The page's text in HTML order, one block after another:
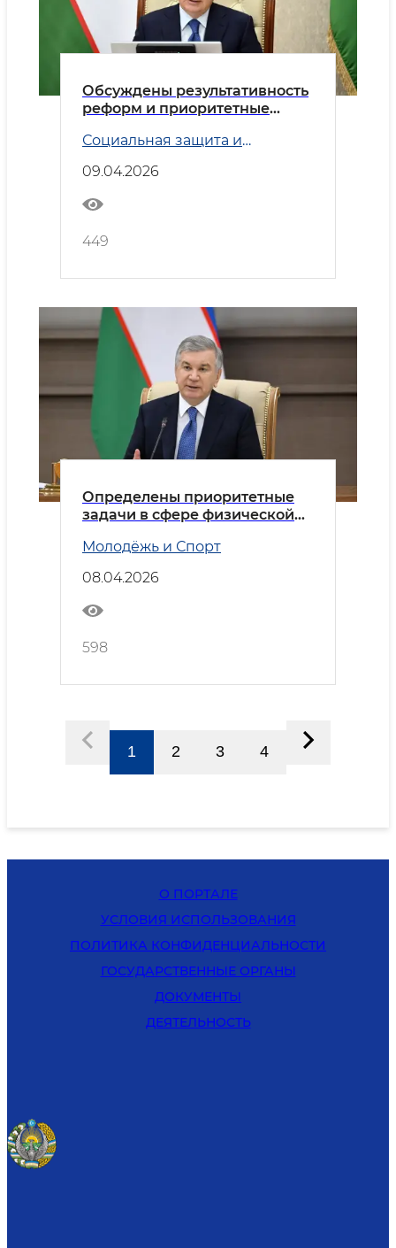
Обсуждены результативность
реформ и приоритетные
области
Социальная защита и
09.04.2026
449
Определены приоритетные
задачи в сфере физической
Молодёжь и Спорт
08.04.2026
598
1 2 3 4
О ПОРТАЛЕ
УСЛОВИЯ ИСПОЛЬЗОВАНИЯ
ПОЛИТИКА КОНФИДЕНЦИАЛЬНОСТИ
ГОСУДАРСТВЕННЫЕ ОРГАНЫ
ДОКУМЕНТЫ
ДЕЯТЕЛЬНОСТЬ